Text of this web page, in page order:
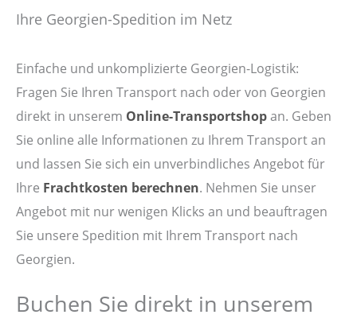
Ihre Georgien-Spedition im Netz
Einfache und unkomplizierte Georgien-Logistik:
Fragen Sie Ihren Transport nach oder von Georgien
direkt in unserem Online-Transportshopan. Geben
Sie online alle Informationen zu Ihrem Transport an
und lassen Sie sich ein unverbindliches Angebot für
Ihre Frachtkosten berechnen. Nehmen Sie unser
Angebot mit nur wenigen Klicks an und beauftragen
Sie unsere Spedition mit Ihrem Transport nach
Georgien.
Buchen Sie direkt in unserem